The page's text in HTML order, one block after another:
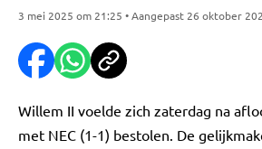
3 mei 2025 om 21:25 • Aangepast 26 oktober
Willem II voelde zich zaterdag na
met NEC (1-1) bestolen. De